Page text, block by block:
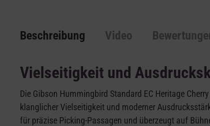
Beschreibung Video
Vielseitigkeit und
Die Gibson Hummingbird Standard EC Heritage
klanglicher Vielseitigkeit und moderner
für präzise Picking-Passagen und überzeugt auf